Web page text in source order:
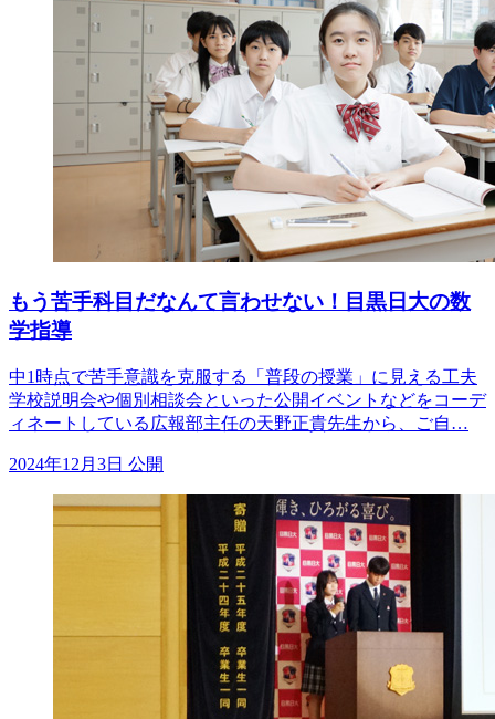
もう苦手科目だなんて言わせない！目黒日大の数
学指導
中1時点で苦手意識を克服する「普段の授業」に見える工夫
学校説明会や個別相談会といった公開イベントなどをコーデ
ィネートしている広報部主任の天野正貴先生から、ご自…
2024年12月3日 公開